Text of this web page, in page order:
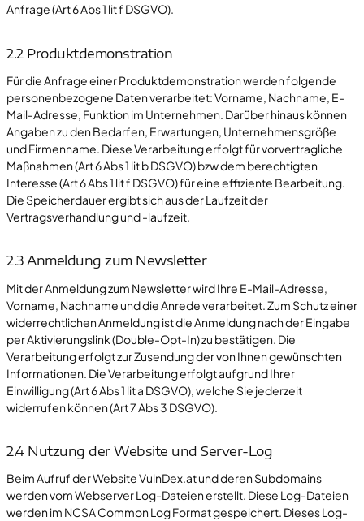
Anfrage (Art 6 Abs 1 lit f DSGVO).
2.2 Produktdemonstration
Für die Anfrage einer Produktdemonstration werden folgende
personenbezogene Daten verarbeitet: Vorname, Nachname, E-
Mail-Adresse, Funktion im Unternehmen. Darüber hinaus können
Angaben zu den Bedarfen, Erwartungen, Unternehmensgröße
und Firmenname. Diese Verarbeitung erfolgt für vorvertragliche
Maßnahmen (Art 6 Abs 1 lit b DSGVO) bzw dem berechtigten
Interesse (Art 6 Abs 1 lit f DSGVO) für eine effiziente Bearbeitung.
Die Speicherdauer ergibt sich aus der Laufzeit der
Vertragsverhandlung und -laufzeit.
2.3 Anmeldung zum Newsletter
Mit der Anmeldung zum Newsletter wird Ihre E-Mail-Adresse,
Vorname, Nachname und die Anrede verarbeitet. Zum Schutz einer
widerrechtlichen Anmeldung ist die Anmeldung nach der Eingabe
per Aktivierungslink (Double-Opt-In) zu bestätigen. Die
Verarbeitung erfolgt zur Zusendung der von Ihnen gewünschten
Informationen. Die Verarbeitung erfolgt aufgrund Ihrer
Einwilligung (Art 6 Abs 1 lit a DSGVO), welche Sie jederzeit
widerrufen können (Art 7 Abs 3 DSGVO).
2.4 Nutzung der Website und Server-Log
Beim Aufruf der Website VulnDex.at und deren Subdomains
werden vom Webserver Log-Dateien erstellt. Diese Log-Dateien
werden im NCSA Common Log Format gespeichert. Dieses Log-